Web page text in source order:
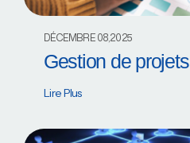
DÉCEMBRE 08,2025
Gestion de projets
Lire Plus